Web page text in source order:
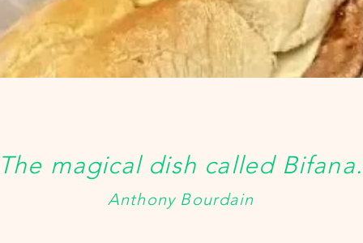
magical dish called
Anthony Bourdain